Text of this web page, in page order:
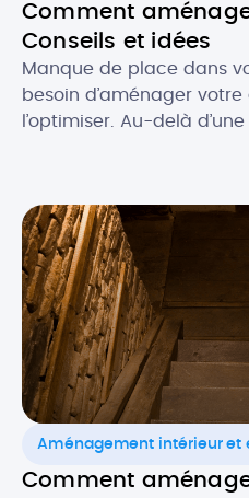
Comment
Conseils et idées
Manque de place dans
besoin d’aménager
l’optimiser. Au-delà
aménager des zones
de bricolage, stockage,
buanderie, voire
Aménagement intérieur et
Comment